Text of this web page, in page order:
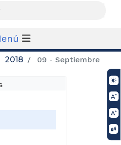
2018 09 - Septiembre